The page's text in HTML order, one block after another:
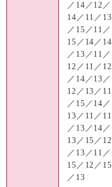
／14／12
14／11／
／15／11
15／14／
／13／11
12／11／
／14／13
12／13／
／15／14
13／11／
／13／14
13／15／
／13／11
15／12／
／13